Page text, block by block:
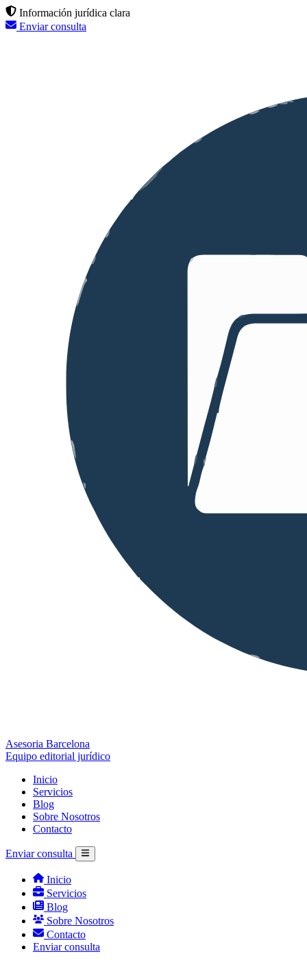
Información jurídica clara
Enviar consulta
Asesoria Barcelona
Equipo editorial jurídico
Inicio
Servicios
Blog
Sobre Nosotros
Contacto
Enviar consulta
Inicio
Servicios
Blog
Sobre Nosotros
Contacto
Enviar consulta